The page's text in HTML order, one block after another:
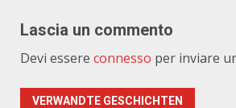
Lascia un commento
Devi essere connesso per inviare
VERWANDTE GESCHICHTEN